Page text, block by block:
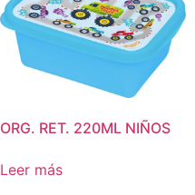
ORG. RET. 220ML NIÑOS
Leer más